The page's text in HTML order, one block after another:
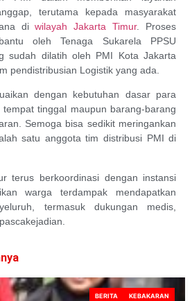
terutama kepada masyarakat
diwilayah Jakarta Timur. Proses
oleh Tenaga Sukarela PPSU
sudah dilatih oleh PMI Kota Jakarta
pendistribusian Logistik yang ada.
dengan kebutuhan dasar para
tinggal maupun barang-barang
Semoga bisa sedikit meringankan
satu anggota tim distribusi PMI di
terus berkoordinasi dengan instansi
warga terdampak mendapatkan
termasuk dukungan medis,
BERITA KEBAKARAN